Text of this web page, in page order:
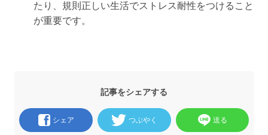
たり、規則正しい生活でストレス耐性をつけること
が重要です。
記事をシェアする
シェア つぶやく 送る